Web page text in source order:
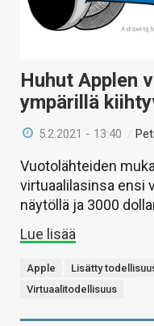
Huhut Applen
ympärillä
5.2.2021 - 13:40 /
Vuotolähteiden
virtuaalilasinsa ensi
näytöllä ja 3000
Lue lisää
Apple Lisätty
Virtuaalitodellisuus